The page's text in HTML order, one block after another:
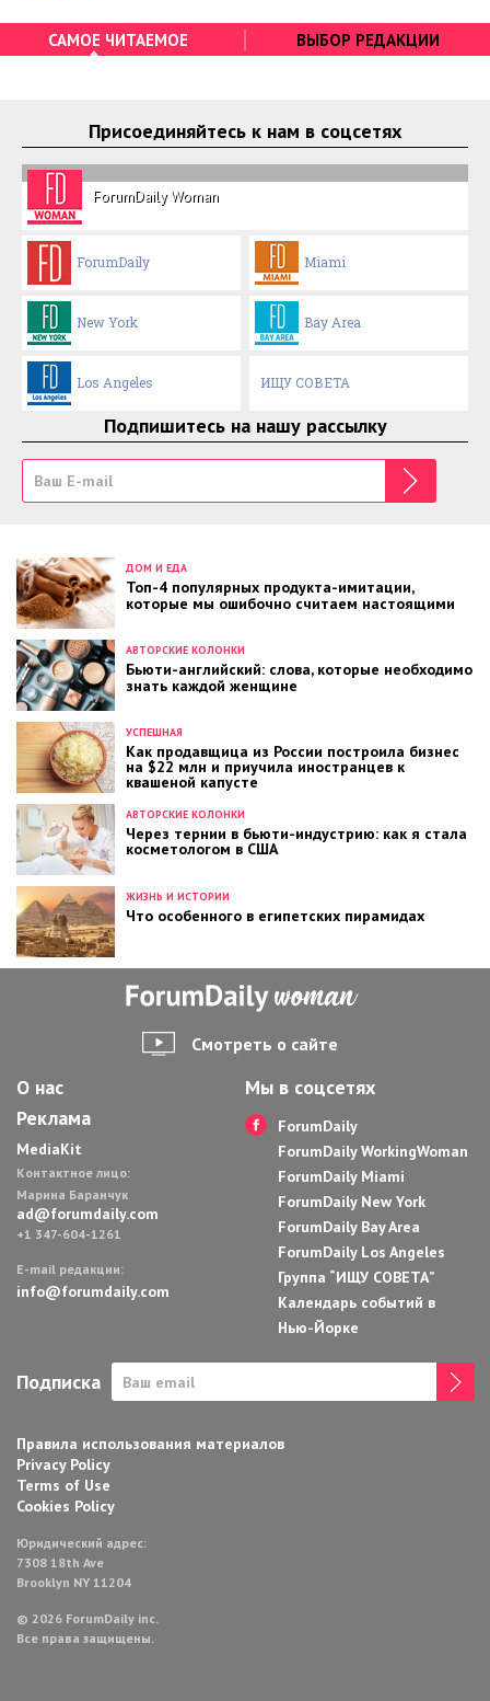
САМОЕ ЧИТАЕМОЕ ВЫБОР РЕДАКЦИИ
Присоединяйтесь к нам в соцсетях
ForumDaily Woman
ForumDaily Miami
New York Bay Area
Los Angeles ИЩУ СОВЕТА
Подпишитесь на нашу рассылку
ДОМ И ЕДА
Топ-4 популярных продукта-имитации,
которые мы ошибочно считаем настоящими
АВТОРСКИЕ КОЛОНКИ
Бьюти-английский: слова, которые необходимо
знать каждой женщине
АВТОРСКИЕ КОЛОНКИ
Через тернии в бьюти-индустрию: как я стала
косметологом в США
УСПЕШНАЯ
Как продавщица из России построила бизнес
на $22 млн и приучила иностранцев к
квашеной капусте
ЖИЗНЬ И ИСТОРИИ
Что особенного в египетских пирамидах
Смотреть о сайте
О нас
Реклама
MediaKit
Контактное лицо:
Марина Баранчук
ad@forumdaily.com
+1 347-604-1261
E-mail редакции:
info@forumdaily.com
Мы в соцсетях
ForumDaily
ForumDaily WorkingWoman
ForumDaily Miami
ForumDaily New York
ForumDaily Bay Area
ForumDaily Los Angeles
Группа “ИЩУ СОВЕТА”
Календарь событий в
Нью-Йорке
Подписка
Правила использования материалов
Privacy Policy
Terms of Use
Cookies Policy
Юридический адрес:
7308 18th Ave
Brooklyn NY 11204
© 2026 ForumDaily inc.
Все права защищены.